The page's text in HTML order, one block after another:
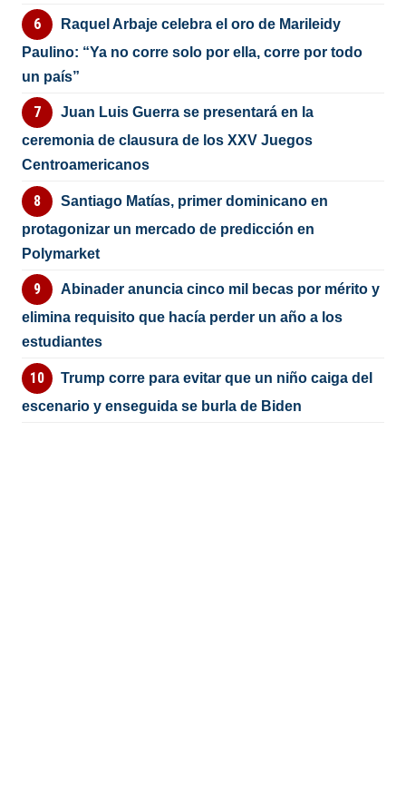
Raquel Arbaje celebra el oro de Marileidy
Paulino: “Ya no corre solo por ella, corre por todo
un país”
Juan Luis Guerra se presentará en la
ceremonia de clausura de los XXV Juegos
Centroamericanos
Santiago Matías, primer dominicano en
protagonizar un mercado de predicción en
Polymarket
Abinader anuncia cinco mil becas por mérito y
elimina requisito que hacía perder un año a los
estudiantes
Trump corre para evitar que un niño caiga del
escenario y enseguida se burla de Biden